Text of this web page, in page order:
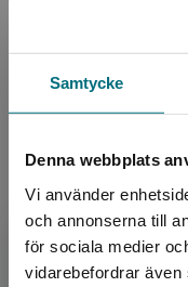
Samtycke
Denna webbplats
Vi använder
och annonserna till
för sociala medier
vidarebefordrar även
Utgivningsår:
Artikelnummer:
Upplaga:
Köp- och